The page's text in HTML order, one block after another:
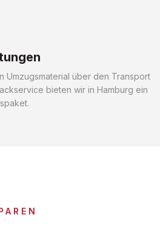
Umzugsmaterial über den Transport
bieten wir in Hamburg ein